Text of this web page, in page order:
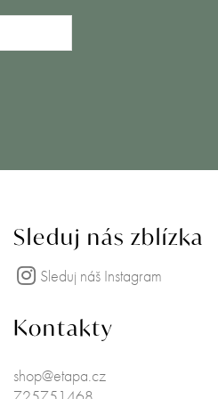
Sleduj nás zblízka
Sleduj náš Instagram
Kontakty
shop@etapa.cz